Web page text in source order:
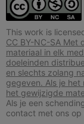
This work is
CC BY-NC-SA Met
materiaal in elk
doeleinden
en slechts zolang
gegeven. Als je
het gewijzigde
Als je een
contact met ons